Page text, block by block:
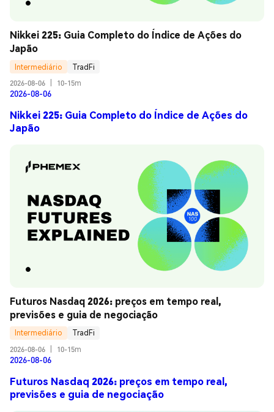
Nikkei 225: Guia Completo do Índice de Ações do
Japão
Intermediário
TradFi
2026-08-06
10-15m
2026-08-06
Nikkei 225: Guia Completo do Índice de Ações do
Japão
Futuros Nasdaq 2026: preços em tempo real,
previsões e guia de negociação
Intermediário
TradFi
2026-08-06
10-15m
2026-08-06
Futuros Nasdaq 2026: preços em tempo real,
previsões e guia de negociação